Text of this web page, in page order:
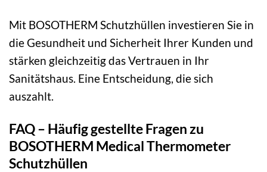
Mit BOSOTHERM Schutzhüllen investieren Sie in
die Gesundheit und Sicherheit Ihrer Kunden und
stärken gleichzeitig das Vertrauen in Ihr
Sanitätshaus. Eine Entscheidung, die sich
auszahlt.
FAQ – Häufig gestellte Fragen zu
BOSOTHERM Medical Thermometer
Schutzhüllen